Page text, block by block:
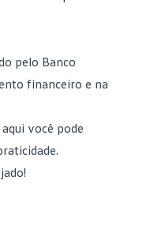
pelo Banco
financeiro e na
você pode